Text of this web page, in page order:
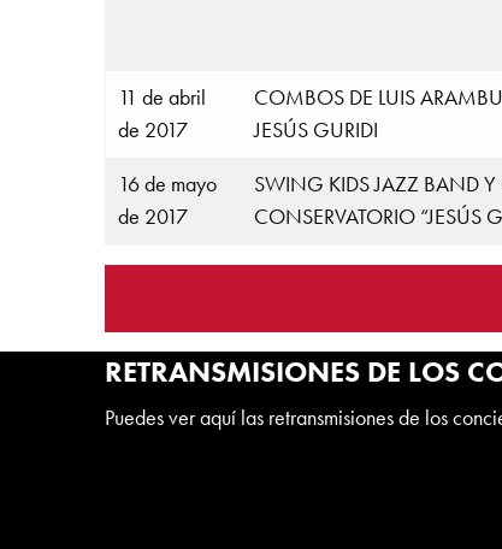
11 de abril
de 2017
COMBOS DE LUIS
JESÚS GURIDI
16 de mayo
de 2017
SWING KIDS JAZZ BAND
CONSERVATORIO “JESÚS
RETRANSMISIONES DE LOS
Puedes ver aquí las retransmisiones de los